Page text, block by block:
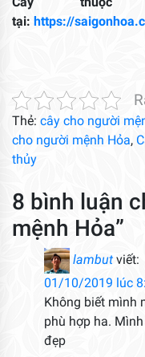
tại: https://
Thẻ: cây cho người
cho người mệnh Hỏa,
thủy
8 bình luận
mệnh Hỏa”
lambut viết:
01/10/2019 lúc
Không biết mình
phù hợp ha.
đẹp